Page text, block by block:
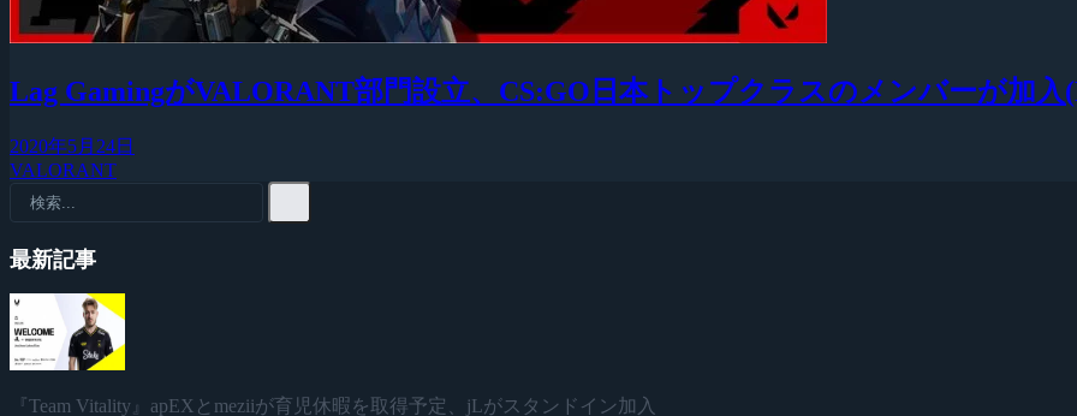
Lag GamingがVALORANT部門設立、CS:GO日本トップクラスのメンバーが加
2020年5月24日
VALORANT
最新記事
『Team Vitality』apEXとmeziiが育児休暇を取得予定、jLがスタンドイン加入